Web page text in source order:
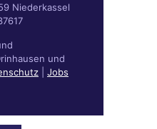
Niederkassel
und
Jobs